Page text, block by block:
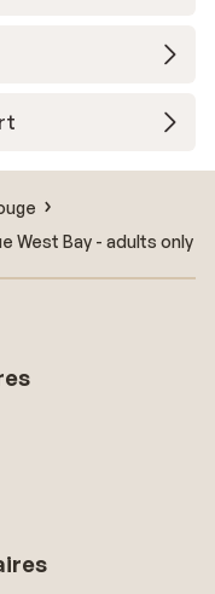
West Bay - adults only